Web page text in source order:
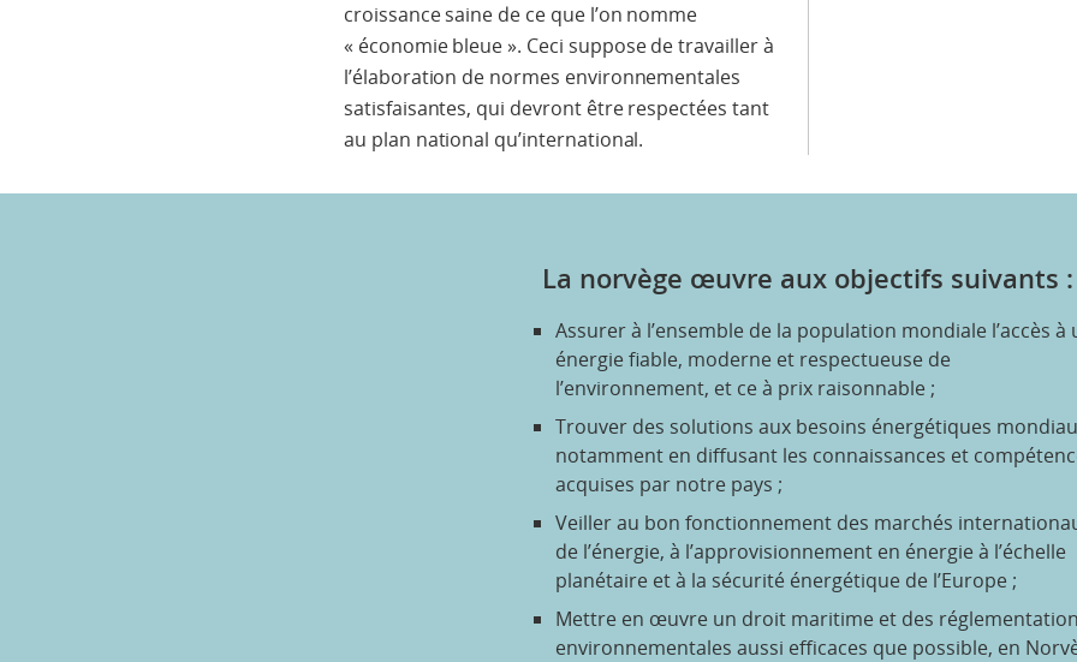
croissance saine de ce que l’on nomme
« économie bleue ». Ceci suppose de travailler à
l’élaboration de normes environnementales
satisfaisantes, qui devront être respectées tant
au plan national qu’international.
La norvège œuvre aux objectifs suivants :
Assurer à l’ensemble de la population mondiale l’accès à
énergie fiable, moderne et respectueuse de
l’environnement, et ce à prix raisonnable ;
Trouver des solutions aux besoins énergétiques
notamment en diffusant les connaissances et
acquises par notre pays ;
Veiller au bon fonctionnement des marchés
de l’énergie, à l’approvisionnement en énergie à l’échelle
planétaire et à la sécurité énergétique de l’Europe ;
Mettre en œuvre un droit maritime et des
environnementales aussi efficaces que possible, en